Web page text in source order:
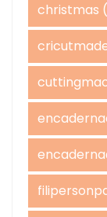
christmas